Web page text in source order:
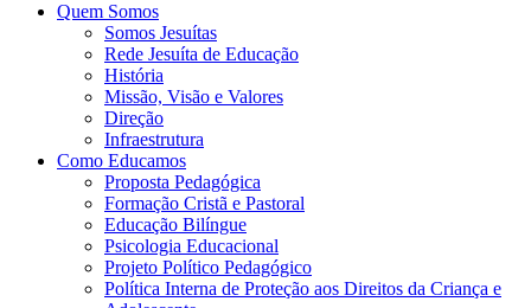
Quem Somos
Somos Jesuítas
Rede Jesuíta de Educação
História
Missão, Visão e Valores
Direção
Infraestrutura
Como Educamos
Proposta Pedagógica
Formação Cristã e Pastoral
Educação Bilíngue
Psicologia Educacional
Projeto Político Pedagógico
Política Interna de Proteção aos Direitos da Criança e